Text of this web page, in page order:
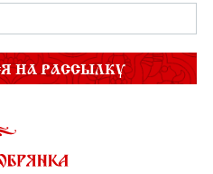
НА РАССЫЛКУ